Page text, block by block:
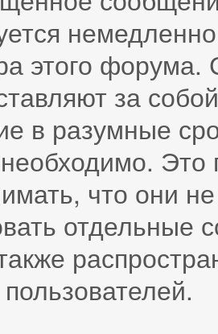
этого форума.
за
в разумные
Это
что они
отдельные